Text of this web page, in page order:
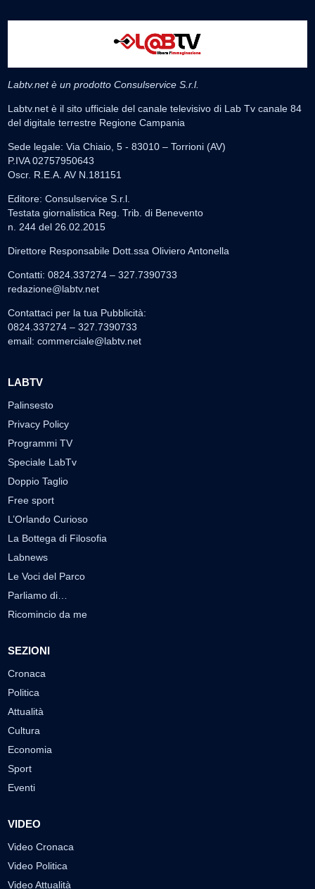
Labtv.net è un prodotto Consulservice S.r.l.
Labtv.net è il sito ufficiale del canale televisivo di Lab Tv canale 84
del digitale terrestre Regione Campania
Sede legale: Via Chiaio, 5 - 83010 – Torrioni (AV)
P.IVA 02757950643
Oscr. R.E.A. AV N.181151
Editore: Consulservice S.r.l.
Testata giornalistica Reg. Trib. di Benevento
n. 244 del 26.02.2015
Direttore Responsabile Dott.ssa Oliviero Antonella
Contatti: 0824.337274 – 327.7390733
redazione@labtv.net
Contattaci per la tua Pubblicità:
0824.337274 – 327.7390733
email: commerciale@labtv.net
LABTV
Palinsesto
Privacy Policy
Programmi TV
Speciale LabTv
Doppio Taglio
Free sport
L’Orlando Curioso
La Bottega di Filosofia
Labnews
Le Voci del Parco
Parliamo di…
Ricomincio da me
SEZIONI
Cronaca
Politica
Attualità
Cultura
Economia
Sport
Eventi
VIDEO
Video Cronaca
Video Politica
Video Attualità